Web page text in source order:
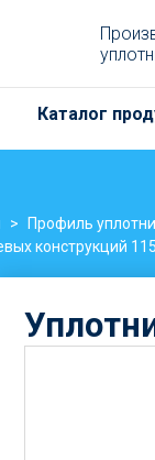
Каталог
Профиль
конструкций